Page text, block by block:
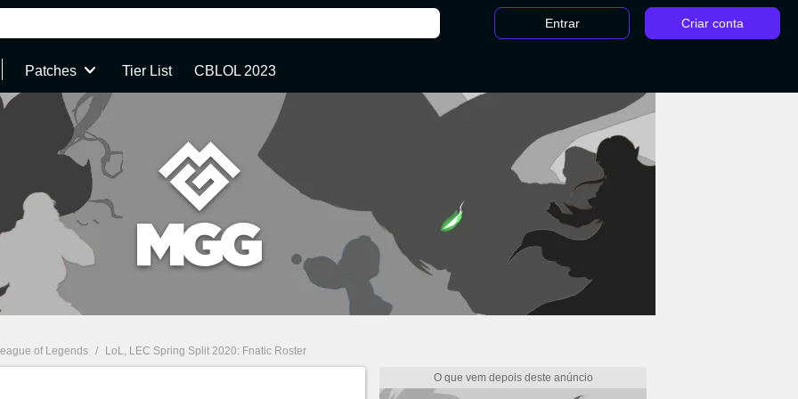
Entrar Criar conta
Patches Tier List CBLOL 2023
of Legends / LoL, LEC Spring Split 2020: Fnatic Roster